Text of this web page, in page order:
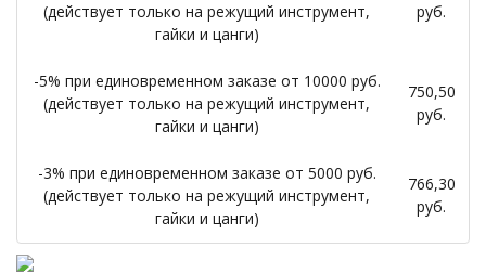
(действует только на режущий инструмент,
гайки и цанги)
руб.
-5% при единовременном заказе от 10000 руб.
(действует только на режущий инструмент,
гайки и цанги)
750,50
руб.
-3% при единовременном заказе от 5000 руб.
(действует только на режущий инструмент,
гайки и цанги)
766,30
руб.